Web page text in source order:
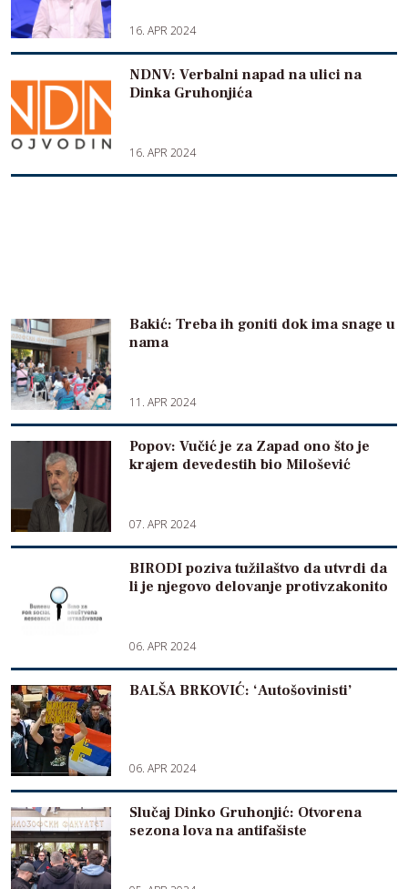
16. APR 2024
NDNV: Verbalni napad na ulici na
Dinka Gruhonjića
16. APR 2024
Bakić: Treba ih goniti dok ima snage u
nama
11. APR 2024
Popov: Vučić je za Zapad ono što je
krajem devedestih bio Milošević
07. APR 2024
BIRODI poziva tužilaštvo da utvrdi da
li je njegovo delovanje protivzakonito
06. APR 2024
BALŠA BRKOVIĆ: ‘Autošovinisti’
06. APR 2024
Slučaj Dinko Gruhonjić: Otvorena
sezona lova na antifašiste